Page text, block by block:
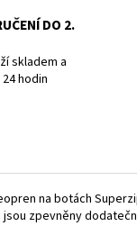
DO 2.
skladem a
hodin
na botách
zpevněny